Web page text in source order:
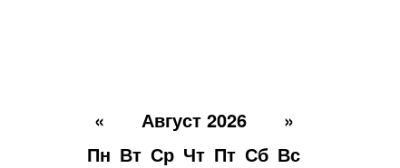
« Август 2026
»
Пн Вт Ср Чт Пт Сб Вс